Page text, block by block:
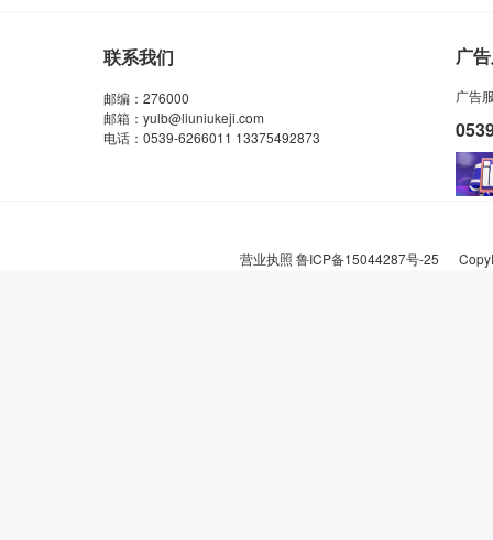
联系我们
邮编：276000
邮箱：yulb@liuniukeji.com
电话：0539-6266011 13375492873
广
广告
营业执照 鲁ICP备15044287号-25